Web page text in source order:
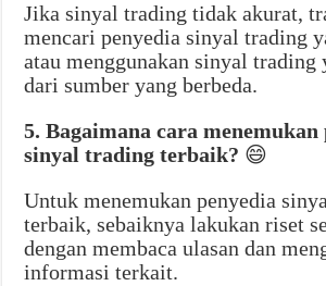
Jika sinyal trading tidak akurat,
mencari penyedia sinyal trading
atau menggunakan sinyal trading
dari sumber yang berbeda.
5. Bagaimana cara menemukan
sinyal trading terbaik? 😄
Untuk menemukan penyedia
terbaik, sebaiknya lakukan riset
dengan membaca ulasan dan
informasi terkait.